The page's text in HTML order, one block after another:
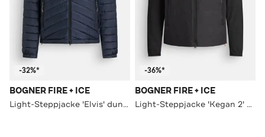
-32%*
BOGNER FIRE + ICE
Light-Steppjacke 'Elvis' dunkelblau
-36%*
BOGNER FIRE + ICE
Light-Steppjacke 'Kegan 2' nachtblau